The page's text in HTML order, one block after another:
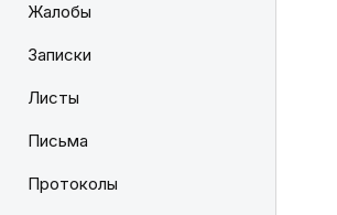
Жалобы
Записки
Листы
Письма
Протоколы